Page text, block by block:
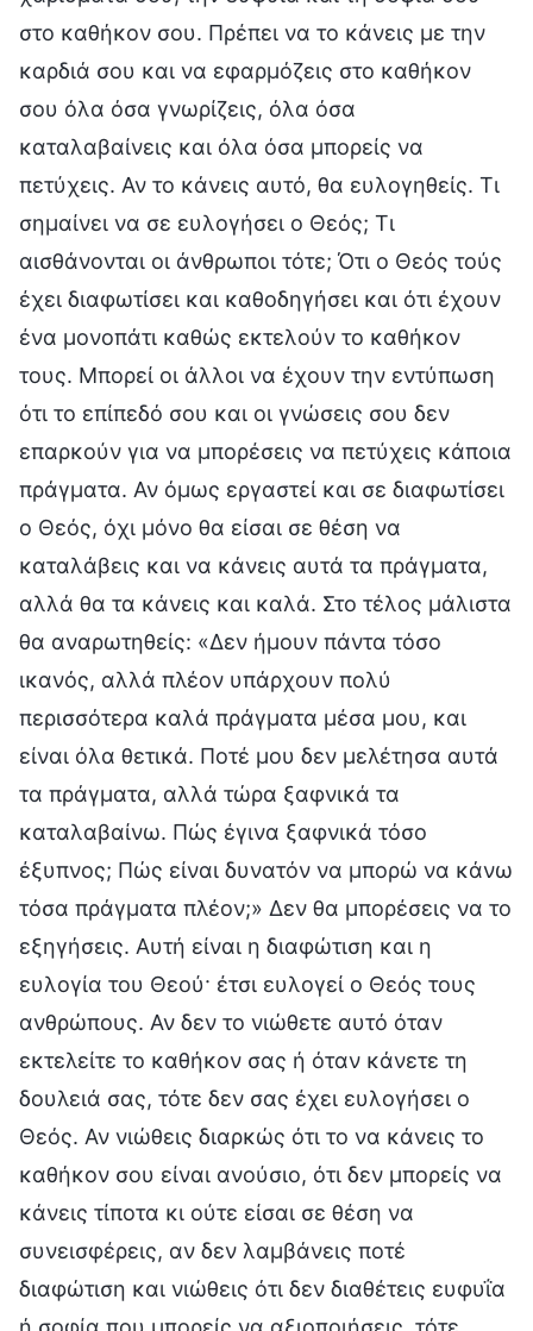
στο καθήκον σου. Πρέπει να το κάνεις με την
καρδιά σου και να εφαρμόζεις στο καθήκον
σου όλα όσα γνωρίζεις, όλα όσα
καταλαβαίνεις και όλα όσα μπορείς να
πετύχεις. Αν το κάνεις αυτό, θα ευλογηθείς. Τι
σημαίνει να σε ευλογήσει ο Θεός; Τι
αισθάνονται οι άνθρωποι τότε; Ότι ο Θεός τούς
έχει διαφωτίσει και καθοδηγήσει και ότι έχουν
ένα μονοπάτι καθώς εκτελούν το καθήκον
τους. Μπορεί οι άλλοι να έχουν την εντύπωση
ότι το επίπεδό σου και οι γνώσεις σου δεν
επαρκούν για να μπορέσεις να πετύχεις κάποια
πράγματα. Αν όμως εργαστεί και σε διαφωτίσει
ο Θεός, όχι μόνο θα είσαι σε θέση να
καταλάβεις και να κάνεις αυτά τα πράγματα,
αλλά θα τα κάνεις και καλά. Στο τέλος μάλιστα
θα αναρωτηθείς: «Δεν ήμουν πάντα τόσο
ικανός, αλλά πλέον υπάρχουν πολύ
περισσότερα καλά πράγματα μέσα μου, και
είναι όλα θετικά. Ποτέ μου δεν μελέτησα αυτά
τα πράγματα, αλλά τώρα ξαφνικά τα
καταλαβαίνω. Πώς έγινα ξαφνικά τόσο
έξυπνος; Πώς είναι δυνατόν να μπορώ να κάνω
τόσα πράγματα πλέον;» Δεν θα μπορέσεις να το
εξηγήσεις. Αυτή είναι η διαφώτιση και η
ευλογία του Θεού· έτσι ευλογεί ο Θεός τους
ανθρώπους. Αν δεν το νιώθετε αυτό όταν
εκτελείτε το καθήκον σας ή όταν κάνετε τη
δουλειά σας, τότε δεν σας έχει ευλογήσει ο
Θεός. Αν νιώθεις διαρκώς ότι το να κάνεις το
καθήκον σου είναι ανούσιο, ότι δεν μπορείς να
κάνεις τίποτα κι ούτε είσαι σε θέση να
συνεισφέρεις, αν δεν λαμβάνεις ποτέ
διαφώτιση και νιώθεις ότι δεν διαθέτεις ευφυΐα